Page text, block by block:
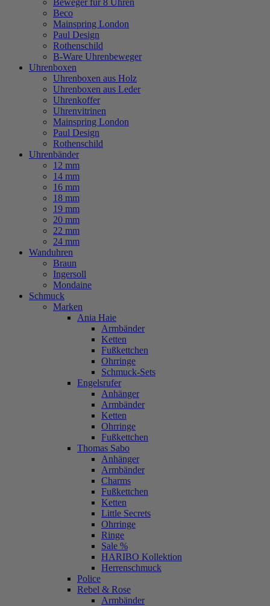
Beweger für 8 Uhren
Beco
Mainspring London
Paul Design
Rothenschild
B-Ware Uhrenbeweger
Uhrenboxen
Uhrenboxen aus Holz
Uhrenboxen aus Leder
Uhrenkoffer
Uhrenvitrinen
Mainspring London
Paul Design
Rothenschild
Uhrenbänder
12 mm
14 mm
16 mm
18 mm
19 mm
20 mm
22 mm
24 mm
Wanduhren
Braun
Ingersoll
Mondaine
Schmuck
Marken
Ania Haie
Armbänder
Ketten
Fußkettchen
Ohrringe
Schmuck-Sets
Engelsrufer
Anhänger
Armbänder
Ketten
Ohrringe
Fußkettchen
Thomas Sabo
Anhänger
Armbänder
Charms
Fußkettchen
Ketten
Little Secrets
Ohrringe
Ringe
Sale %
HARIBO Kollektion
Herrenschmuck
Police
Rebel & Rose
Armbänder